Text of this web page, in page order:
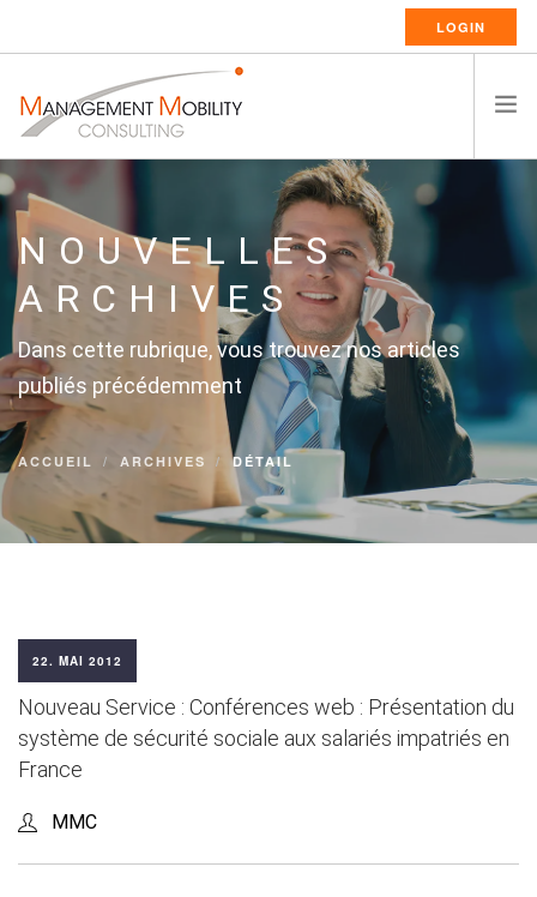
LOGIN
ACCUEIL
A PROPOS
SERVICES DE RELOCATION
RESSOURCES
CARRIÈRES
CONTACT
FRANÇAIS
NOUVELLES
ARCHIVES
Dans cette rubrique, vous trouvez nos articles
publiés précédemment
ACCUEIL ARCHIVES DÉTAIL
22. MAI 2012
Nouveau Service : Conférences web : Présentation du
système de sécurité sociale aux salariés impatriés en
France
MMC